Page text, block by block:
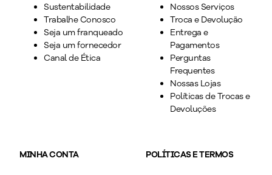
Sustentabilidade
Trabalhe Conosco
Seja um franqueado
Seja um fornecedor
Canal de Ética
Nossos Serviços
Troca e Devolução
Entrega e
Pagamentos
Perguntas
Frequentes
Nossas Lojas
Políticas de Trocas e
Devoluções
MINHA CONTA POLÍTICAS E TERMOS